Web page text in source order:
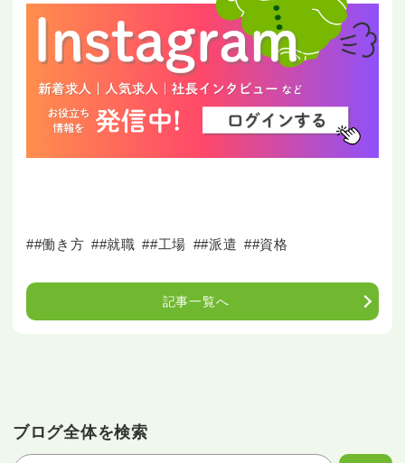
##働き方 ##就職 ##工場 ##派遣 ##資格
記事一覧へ
ブログ全体を検索